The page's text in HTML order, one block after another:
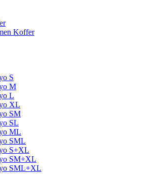
Koffer
S
M
L
XL
SM
SL
ML
SML
S+XL
SM+XL
SML+XL